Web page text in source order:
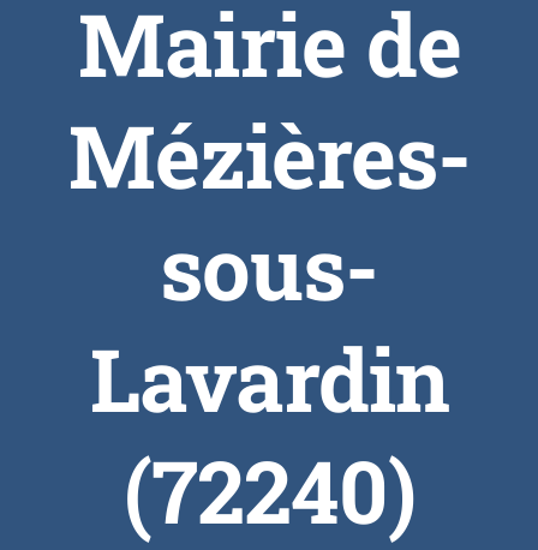
Mairie de
Mézières-
sous-
Lavardin
(72240)